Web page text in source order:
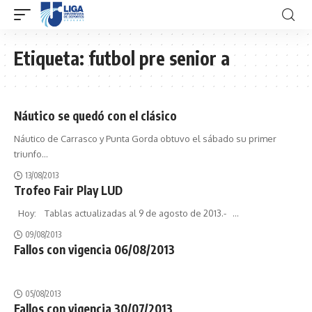
Etiqueta:futbol pre senior a
Náutico se quedó con el clásico
Náutico de Carrasco y Punta Gorda obtuvo el sábado su primer
triunfo…
13/08/2013
Trofeo Fair Play LUD
Hoy: Tablas actualizadas al 9 de agosto de 2013.- …
09/08/2013
Fallos con vigencia 06/08/2013
05/08/2013
Fallos con vigencia 30/07/2013